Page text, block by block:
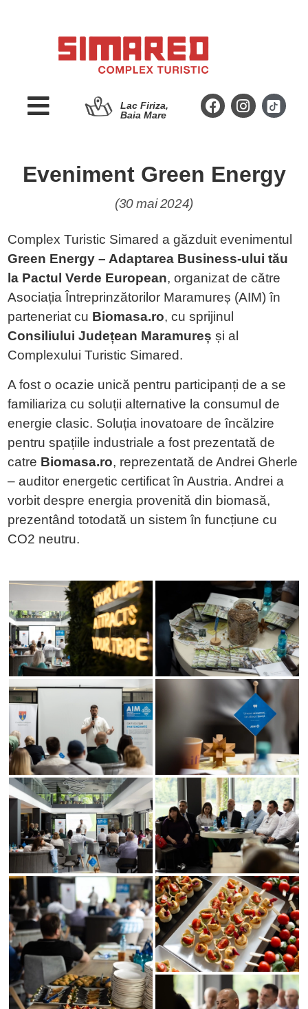
Lac Firiza,
Baia Mare
Eveniment Green Energy
(30 mai 2024)
Complex Turistic Simared a găzduit evenimentul
Green Energy – Adaptarea Business-ului tău
la Pactul Verde European, organizat de către
Asociația Întreprinzătorilor Maramureș (AIM) în
parteneriat cu Biomasa.ro, cu sprijinul
Consiliului Județean Maramureș și al
Complexului Turistic Simared.
A fost o ocazie unică pentru participanți de a se
familiariza cu soluții alternative la consumul de
energie clasic. Soluția inovatoare de încălzire
pentru spațiile industriale a fost prezentată de
catre Biomasa.ro, reprezentată de Andrei Gherle
– auditor energetic certificat în Austria. Andrei a
vorbit despre energia provenită din biomasă,
prezentând totodată un sistem în funcțiune cu
CO2 neutru.